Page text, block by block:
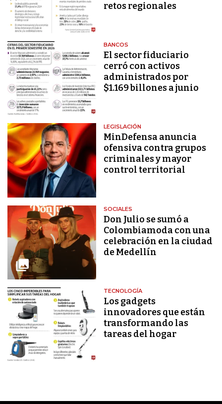
retos regionales
BANCOS
El sector fiduciario
cerró con activos
administrados por
$1.169 billones a junio
LEGISLACIÓN
MinDefensa anuncia
ofensiva contra grupos
criminales y mayor
control territorial
SOCIALES
Don Julio se sumó a
Colombiamoda con una
celebración en la ciudad
de Medellín
TECNOLOGÍA
Los gadgets
innovadores que están
transformando las
tareas del hogar